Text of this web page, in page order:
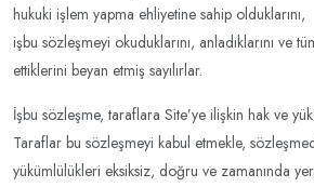
hukuki işlem yapma ehliyetine sahip olduklarını,
işbu sözleşmeyi okuduklarını, anladıklarını ve
ettiklerini beyan etmiş sayılırlar.
İşbu sözleşme, taraflara Site’ye ilişkin hak ve
Taraflar bu sözleşmeyi kabul etmekle,
yükümlülükleri eksiksiz, doğru ve zamanında